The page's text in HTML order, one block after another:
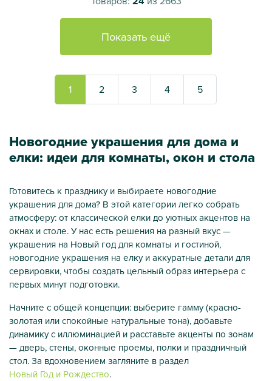
Показать ещё
1 2 3 4 5
Новогодние украшения для дома и
елки: идеи для комнаты, окон и стола
Готовитесь к празднику и выбираете новогодние
украшения для дома? В этой категории легко собрать
атмосферу: от классической елки до уютных акцентов на
окнах и столе. У нас есть решения на разный вкус —
украшения на Новый год для комнаты и гостиной,
новогодние украшения на елку и аккуратные детали для
сервировки, чтобы создать цельный образ интерьера с
первых минут подготовки.
Начните с общей концепции: выберите гамму (красно-
золотая или спокойные натуральные тона), добавьте
динамику с иллюминацией и расставьте акценты по зонам
— дверь, стены, оконные проемы, полки и праздничный
стол. За вдохновением загляните в раздел
Новый Год и Рождество.